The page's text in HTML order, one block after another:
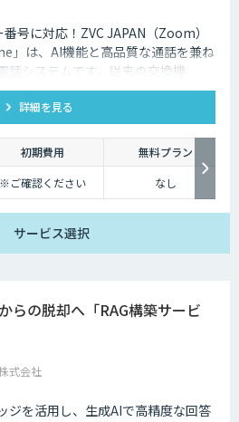
ましたが、実はそれ以前からテレワークを
ている状況でした。
った通信機器のスペックが向上しているか
タ通信ネットワーク環境が整備され始め、
きるようになったことも要因のひとつとい
場合には、社内コミュニケーションが難し
それに加え、業態管理も難しくなってしま
じてしまう企業も少なくないでしょう。
、テレワークのデメリットをある程度解消
。
号に対応！ZVC JAPAN（Zoom）
」は、AI機能と高品質な通話を兼ね
話システムです。従来の交換機
め、導入や運用にかかるコストを大
詳細を見る
初期費用
無料プラン
※ご確認ください なし
サービス選択
らの脱却へ「RAG構築サービ
式会社
ジを活用し、生成AIで高精度な回答